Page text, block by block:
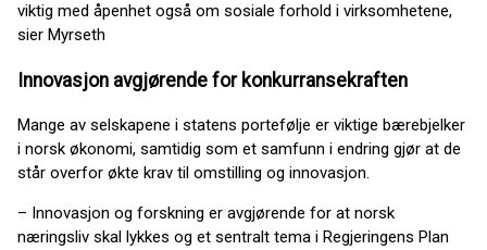
viktig med åpenhet også om sosiale forhold i virksomhetene,
sier Myrseth
Innovasjon avgjørende for konkurransekraften
Mange av selskapene i statens portefølje er viktige bærebjelker
i norsk økonomi, samtidig som et samfunn i endring gjør at de
står overfor økte krav til omstilling og innovasjon.
– Innovasjon og forskning er avgjørende for at norsk
næringsliv skal lykkes og et sentralt tema i Regjeringens Plan